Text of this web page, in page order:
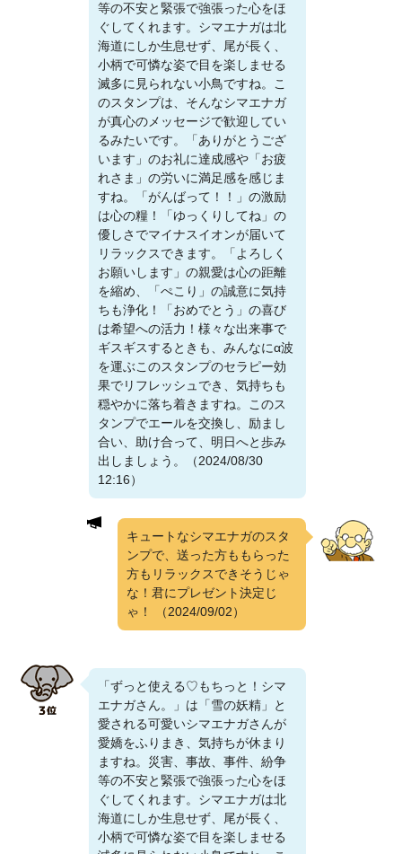
等の不安と緊張で強張った心をほ
ぐしてくれます。シマエナガは北
海道にしか生息せず、尾が長く、
小柄で可憐な姿で目を楽しませる
滅多に見られない小鳥ですね。こ
のスタンプは、そんなシマエナガ
が真心のメッセージで歓迎してい
るみたいです。「ありがとうござ
います」のお礼に達成感や「お疲
れさま」の労いに満足感を感じま
すね。「がんばって！！」の激励
は心の糧！「ゆっくりしてね」の
優しさでマイナスイオンが届いて
リラックスできます。「よろしく
お願いします」の親愛は心の距離
を縮め、「ぺこり」の誠意に気持
ちも浄化！「おめでとう」の喜び
は希望への活力！様々な出来事で
ギスギスするときも、みんなにα波
を運ぶこのスタンプのセラピー効
果でリフレッシュでき、気持ちも
穏やかに落ち着きますね。このス
タンプでエールを交換し、励まし
合い、助け合って、明日へと歩み
出しましょう。（2024/08/30
12:16）
キュートなシマエナガのスタ
ンプで、送った方ももらった
方もリラックスできそうじゃ
な！君にプレゼント決定じ
ゃ！
（2024/09/02）
「ずっと使える♡もちっと！シマ
エナガさん。」は「雪の妖精」と
愛される可愛いシマエナガさんが
愛嬌をふりまき、気持ちが休まり
ますね。災害、事故、事件、紛争
等の不安と緊張で強張った心をほ
ぐしてくれます。シマエナガは北
海道にしか生息せず、尾が長く、
小柄で可憐な姿で目を楽しませる